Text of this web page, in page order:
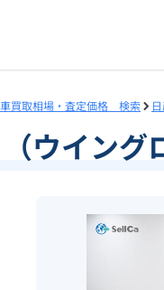
車買取相場・査定価格 検索
ウイン